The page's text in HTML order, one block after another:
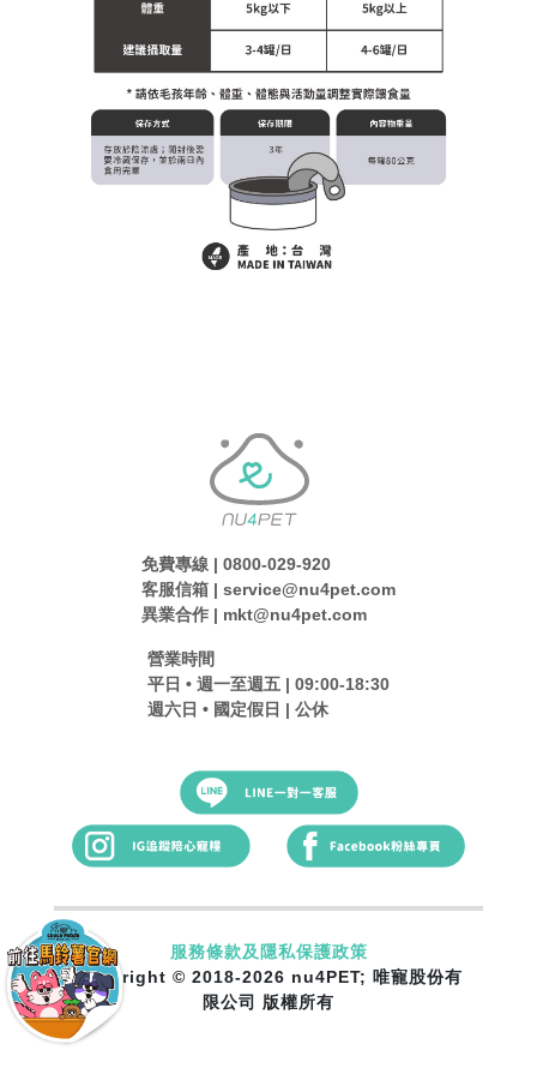
免費專線 | 0800-029-920
客服信箱 | service@nu4pet.com
異業合作 | mkt@nu4pet.com
營業時間
平日 • 週一至週五 | 09:00-18:30
週六日 • 國定假日 | 公休
服務條款及隱私保護政策
Copyright © 2018-2026 nu4PET; 唯寵股份有
限公司 版權所有